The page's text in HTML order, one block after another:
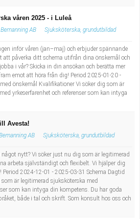
våren 2025 - i Luleå
AB Sjuksköterska, grundutbildad
inför våren (jan–maj) och erbjuder spännande
att påverka ditt schema utifrån dina önskemål och
i vår? Skicka in din ansökan och berätta mer
emot att höra från dig! Period 2025-01-20 -
önskemål Kvalifikationer Vi söker dig som är
yrkeserfarenhet och referenser som kan intyga
Avesta!
AB Sjuksköterska, grundutbildad
nytt? Vi söker just nu dig som är legitimerad
arbeta självständigt och flexibelt. Vi hjälper dig
2024-12-01 - 2025-03-31 Schema Dagtid
är legitimerad sjuksköterska med
som kan intyga din kompetens. Du har goda
både i tal och skrift. Som konsult hos oss och